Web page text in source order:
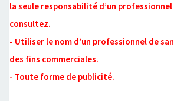
la seule responsabilité d’un
consultez.
- Utiliser le nom d’un professionnel de
des fins commerciales.
- Toute forme de publicité.